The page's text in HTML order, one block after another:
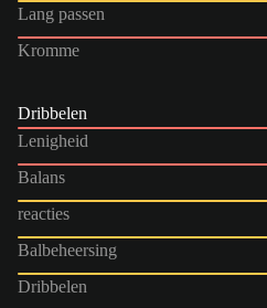
Lang passen
Kromme
Dribbelen
Lenigheid
Balans
reacties
Balbeheersing
Dribbelen